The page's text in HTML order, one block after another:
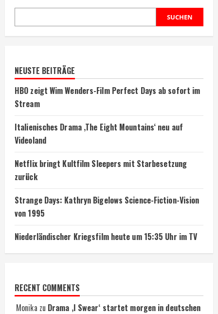
lässt
SUCHEN
NEUSTE BEITRÄGE
HBO zeigt Wim Wenders-Film Perfect Days ab sofort im
Stream
Italienisches Drama ‚The Eight Mountains‘ neu auf
Videoland
Netflix bringt Kultfilm Sleepers mit Starbesetzung
zurück
Strange Days: Kathryn Bigelows Science-Fiction-Vision
von 1995
Niederländischer Kriegsfilm heute um 15:35 Uhr im TV
RECENT COMMENTS
Monika zu Drama ‚I Swear‘ startet morgen in deutschen